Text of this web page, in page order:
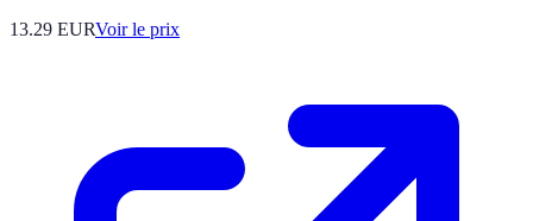
13.29 EURVoir le prix